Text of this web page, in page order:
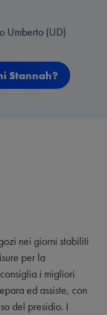
Umberto (UD)
Stannah?
nei giorni stabiliti
per la
i migliori
ed assiste, con
del presidio. I